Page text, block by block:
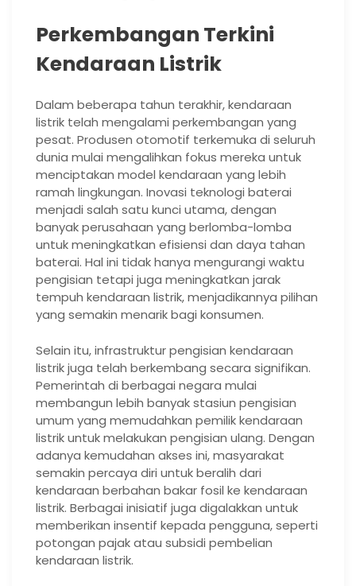
Perkembangan Terkini
Kendaraan Listrik
Dalam beberapa tahun terakhir, kendaraan
listrik telah mengalami perkembangan yang
pesat. Produsen otomotif terkemuka di seluruh
dunia mulai mengalihkan fokus mereka untuk
menciptakan model kendaraan yang lebih
ramah lingkungan. Inovasi teknologi baterai
menjadi salah satu kunci utama, dengan
banyak perusahaan yang berlomba-lomba
untuk meningkatkan efisiensi dan daya tahan
baterai. Hal ini tidak hanya mengurangi waktu
pengisian tetapi juga meningkatkan jarak
tempuh kendaraan listrik, menjadikannya pilihan
yang semakin menarik bagi konsumen.
Selain itu, infrastruktur pengisian kendaraan
listrik juga telah berkembang secara signifikan.
Pemerintah di berbagai negara mulai
membangun lebih banyak stasiun pengisian
umum yang memudahkan pemilik kendaraan
listrik untuk melakukan pengisian ulang. Dengan
adanya kemudahan akses ini, masyarakat
semakin percaya diri untuk beralih dari
kendaraan berbahan bakar fosil ke kendaraan
listrik. Berbagai inisiatif juga digalakkan untuk
memberikan insentif kepada pengguna, seperti
potongan pajak atau subsidi pembelian
kendaraan listrik.